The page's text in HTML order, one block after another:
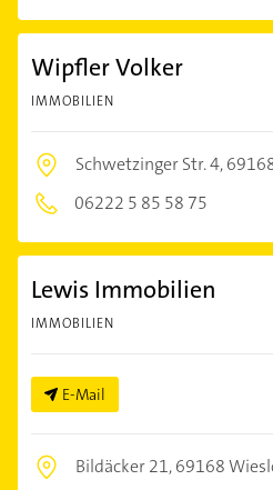
Wipfler Volker
IMMOBILIEN
Schwetzinger Str. 4,
06222 5 85 58 75
Lewis Immobilien
IMMOBILIEN
E-Mail
Bildäcker 21,69168